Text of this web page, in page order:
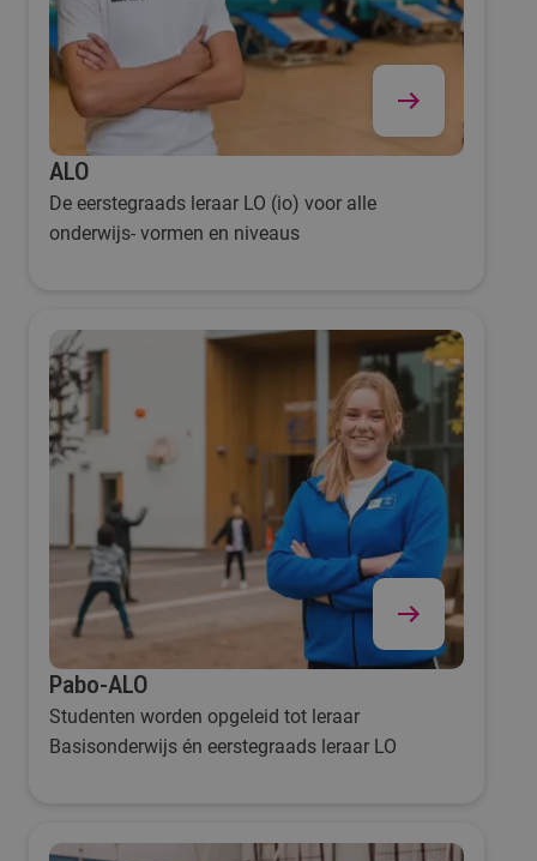
ALO
De eerstegraads leraar LO (io) voor alle
onderwijs- vormen en niveaus
Pabo-ALO
Studenten worden opgeleid tot leraar
Basisonderwijs én eerstegraads leraar LO